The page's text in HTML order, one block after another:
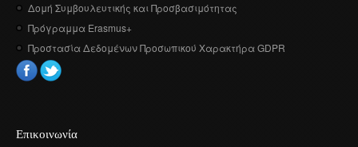
Δομή Συμβουλευτικής και Προσβασιμότητας
Πρόγραμμα Erasmus+
Προστασία Δεδομένων Προσωπικού Χαρακτήρα GDPR
Επικοινωνία